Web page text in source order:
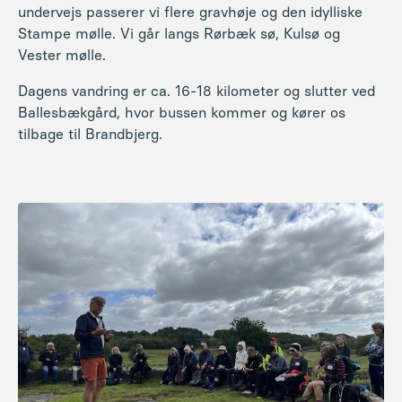
undervejs passerer vi flere gravhøje og den idylliske
Stampe mølle. Vi går langs Rørbæk sø, Kulsø og
Vester mølle.
Dagens vandring er ca. 16-18 kilometer og slutter ved
Ballesbækgård, hvor bussen kommer og kører os
tilbage til Brandbjerg.